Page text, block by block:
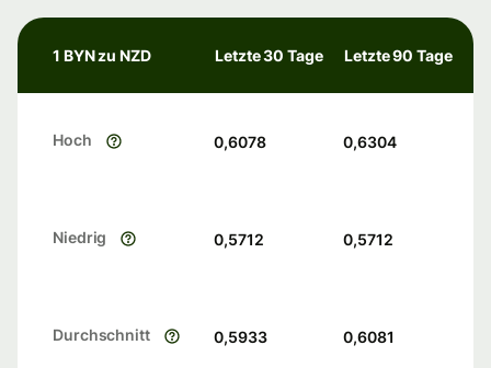
1 BYN zu NZD Letzte 30 Tage Letzte 90 Tage
Hoch 0,6078 0,6304
Niedrig 0,5712 0,5712
Durchschnitt 0,5933 0,6081